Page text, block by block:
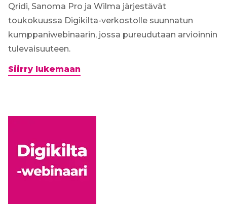
Qridi, Sanoma Pro ja Wilma järjestävät
toukokuussa Digikilta-verkostolle suunnatun
kumppaniwebinaarin, jossa pureudutaan arvioinnin
tulevaisuuteen.
Siirry lukemaan
alkaa
−
miten
teemme
helppoa